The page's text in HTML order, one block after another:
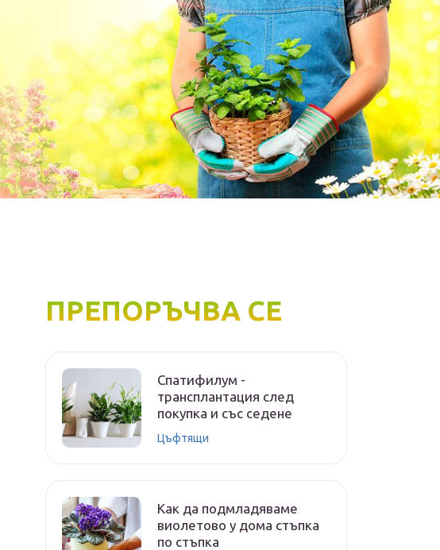
ПРЕПОРЪЧВА СЕ
Спатифилум -
трансплантация след
покупка и със седене
Цъфтящи
Как да подмладяваме
виолетово у дома стъпка
по стъпка